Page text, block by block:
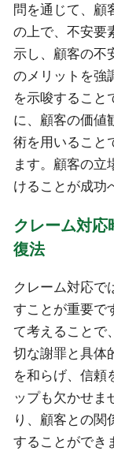
問を通じて、顧
の上で、不安要
示し、顧客の不
のメリットを強
を示唆すること
に、顧客の価値
術を用いること
ます。顧客の立
けることが成功
クレーム対応
復法
クレーム対応で
すことが重要で
て考えることで
切な謝罪と具体
を和らげ、信頼
ップも欠かせま
り、顧客との関
することができ